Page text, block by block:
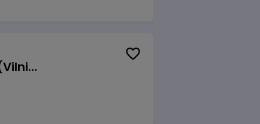
Transformacijos projektų vadovas (-ė) (Vilnius, LT)